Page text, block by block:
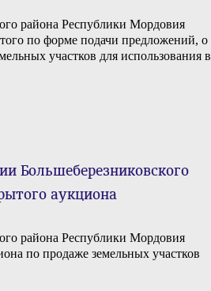
района Республики Мордовия
по форме подачи предложений, о
участков для использования в
Большеберезниковского
аукциона
района Республики Мордовия
по продаже земельных участков